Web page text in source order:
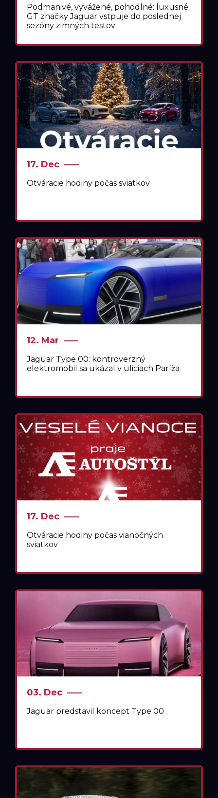
Podmanivé, vyvážené, pohodlné: luxusné
GT značky Jaguar vstpuje do poslednej
sezóny zimných testov
17. Dec
Otváracie hodiny počas sviatkov
12. Mar
Jaguar Type 00: kontroverzný
elektromobil sa ukázal v uliciach Paríža
17. Dec
Otváracie hodiny počas vianočných
sviatkov
03. Dec
Jaguar predstavil koncept Type 00